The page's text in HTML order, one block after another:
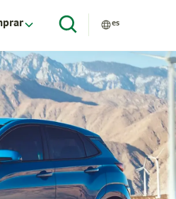
es